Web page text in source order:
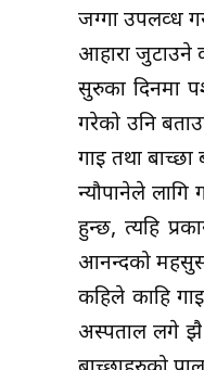
जग्गा उपलव्ध
आहारा जुटाउने
सुरुका दिनमा
गरेको उनि
गाई तथा बाच्छा
न्यौपानेले
हुन्छ, त्यहि
आनन्दको
कहिले काहि
अस्पताल लगे झै